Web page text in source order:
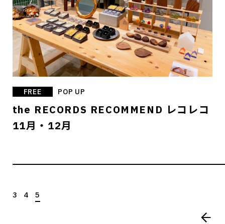
FREE POP UP
the RECORDS RECOMMEND レコレコ
11月・12月
3 4 5